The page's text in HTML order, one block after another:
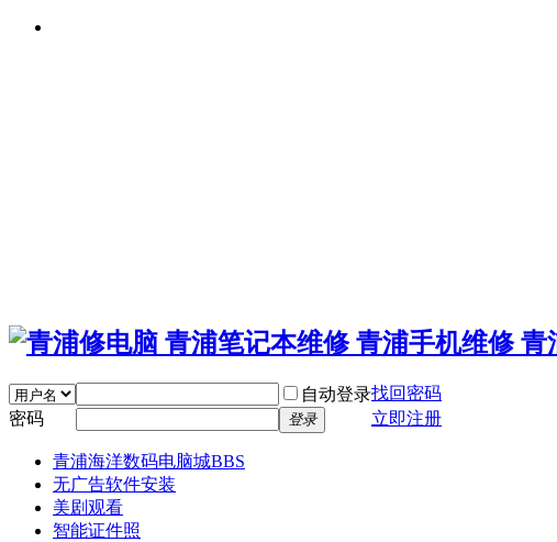
自动登录找回密码
密码
登录 立即注册
青浦海洋数码电脑城BBS
无广告软件安装
美剧观看
智能证件照